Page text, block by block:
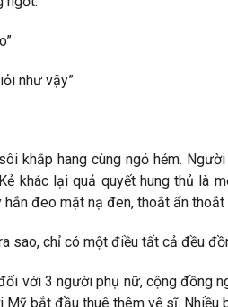
như vậy”
khắp hang cùng ngỏ hẻm.
khác lại quả quyết hung thủ là
đeo mặt nạ đen, thoắt ẩn thoắt
sao, chỉ có một điều tất cả đều
với 3 người phụ nữ, cộng đồng
bắt đầu thuê thêm vệ sĩ. Nhiều